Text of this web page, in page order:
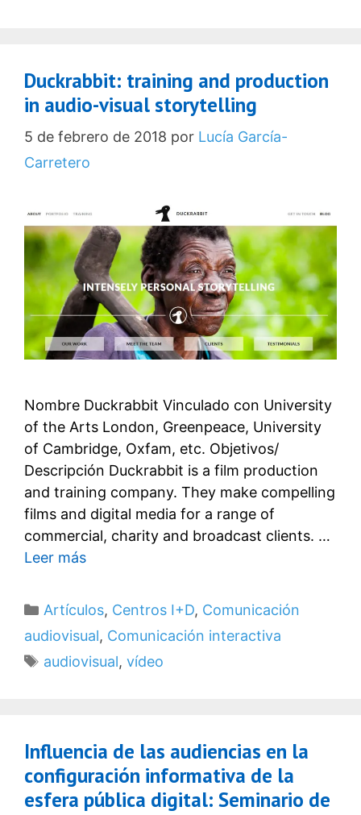
Duckrabbit: training and production
in audio-visual storytelling
5 de febrero de 2018 por Lucía García-
Carretero
Nombre Duckrabbit Vinculado con University
of the Arts London, Greenpeace, University
of Cambridge, Oxfam, etc. Objetivos/
Descripción Duckrabbit is a film production
and training company. They make compelling
films and digital media for a range of
commercial, charity and broadcast clients. …
Leer más
Categorías
Artículos, Centros I+D, Comunicación
audiovisual, Comunicación interactiva
Etiquetas
audiovisual, vídeo
Influencia de las audiencias en la
configuración informativa de la
esfera pública digital: Seminario de